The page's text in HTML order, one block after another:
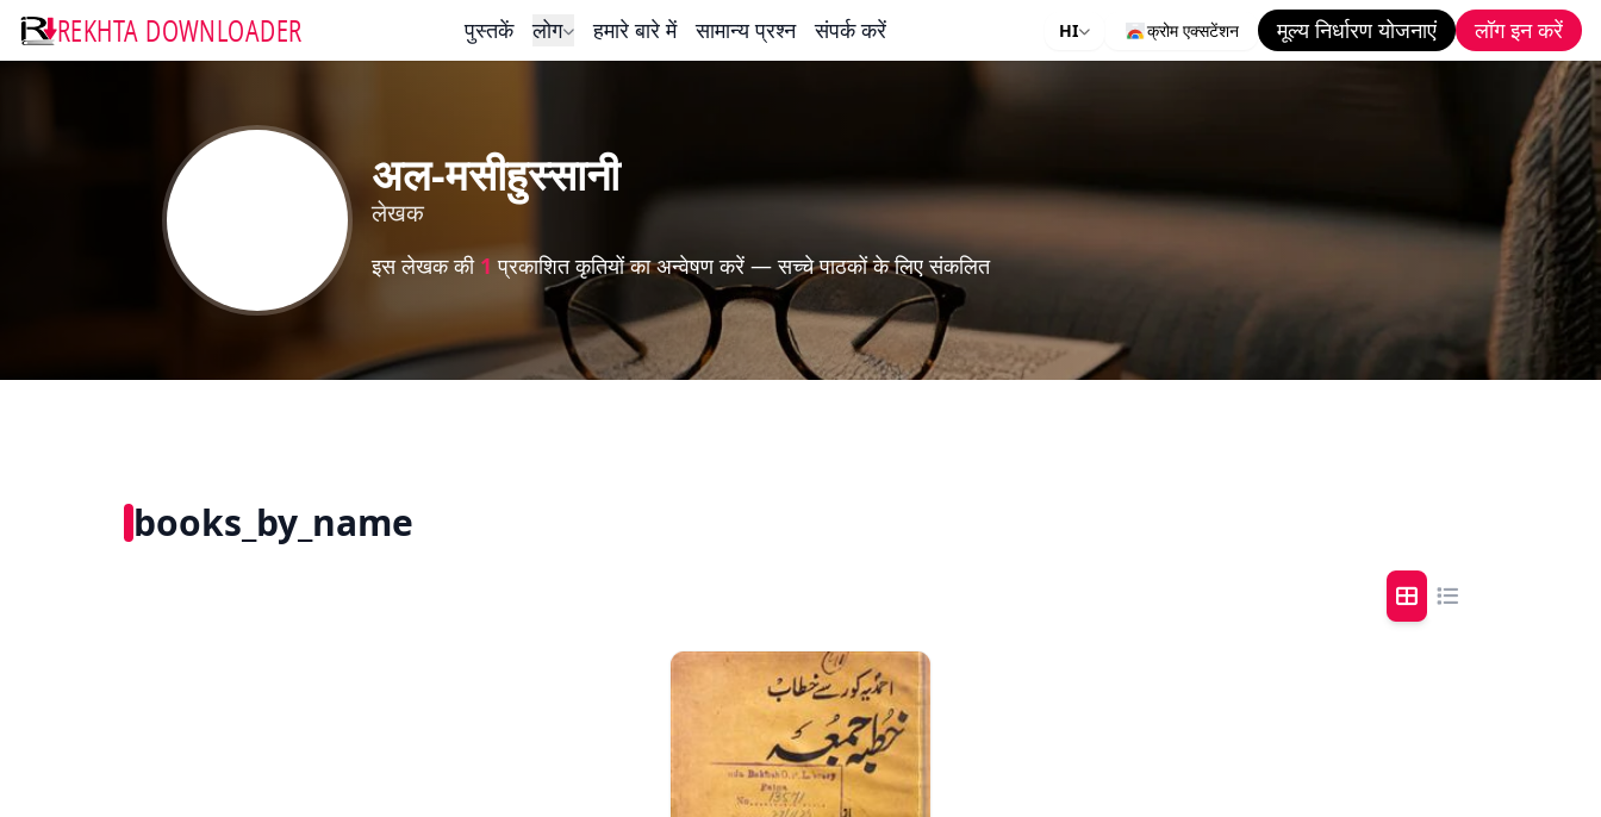
REKHTA DOWNLOADER पुस्तकें लोग हमारे बारे में सामान्य प्रश्न संपर्क करें HI क्रोम एक्सटेंशन मूल्य निर्धारण योजनाएं लॉग इन करें
अल-मसीहुस्सानी
लेखक
इस लेखक की 1 प्रकाशित कृतियों का अन्वेषण करें — सच्चे पाठकों के लिए संकलित
books_by_name